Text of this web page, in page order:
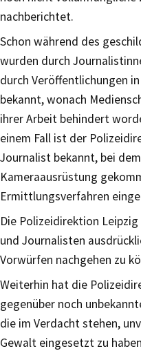
nachberichtet.
Schon während des
wurden durch
durch Veröffentlichungen
bekannt, wonach
ihrer Arbeit behindert
einem Fall ist der
Journalist bekannt, bei
Kameraausrüstung
Ermittlungsverfahren
Die Polizeidirektion
und Journalisten
Vorwürfen nachgehen zu
Weiterhin hat die
gegenüber noch
die im Verdacht stehen,
Gewalt eingesetzt zu